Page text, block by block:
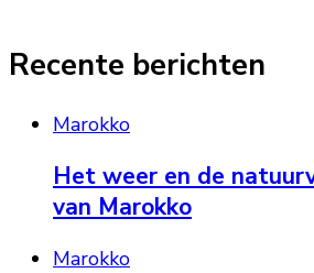
Recente berichten
Marokko
Het weer en de
van Marokko
Marokko